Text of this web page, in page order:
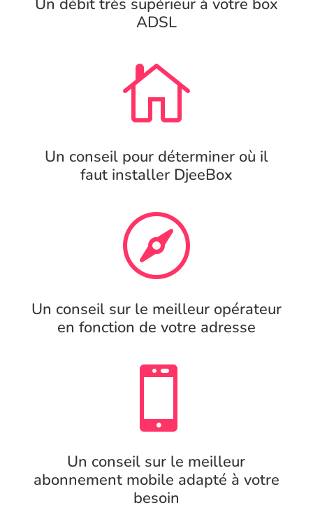
Un débit très supérieur à votre box
ADSL

Un conseil pour déterminer où il
faut installer DjeeBox

Un conseil sur le meilleur opérateur
en fonction de votre adresse

Un conseil sur le meilleur
abonnement mobile adapté à votre
besoin